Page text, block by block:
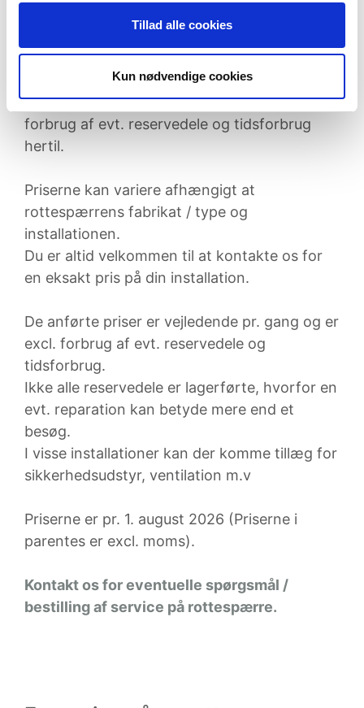
Tillad alle cookies
Kun nødvendige cookies
De anførte priser er vejledende pr. gang og
kun gældende i postnr. postnr. 2400, 2610,
2700, 2720, 2860, 2870, 2880 og er excl.
forbrug af evt. reservedele og tidsforbrug
hertil.
Priserne kan variere afhængigt at
rottespærrens fabrikat / type og
installationen.
Du er altid velkommen til at kontakte os for
en eksakt pris på din installation.
De anførte priser er vejledende pr. gang og er
excl. forbrug af evt. reservedele og
tidsforbrug.
Ikke alle reservedele er lagerførte, hvorfor en
evt. reparation kan betyde mere end et
besøg.
I visse installationer kan der komme tillæg for
sikkerhedsudstyr, ventilation m.v
Priserne er pr. 1. august 2026 (Priserne i
parentes er excl. moms).
Kontakt os for eventuelle spørgsmål /
bestilling af service på rottespærre.